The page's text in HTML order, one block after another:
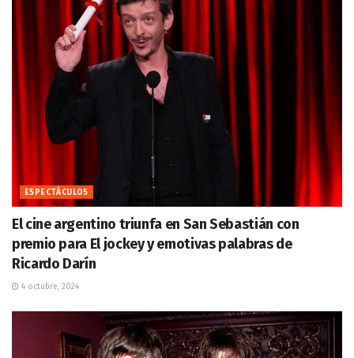
ESPECTÁCULOS
El cine argentino triunfa en San Sebastián con
premio para El jockey y emotivas palabras de
Ricardo Darín
4 octubre, 2024